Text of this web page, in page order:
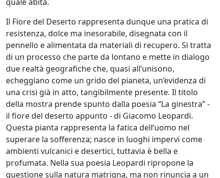
Carlo
Stragapede
Andrea
Tacconi
Paolo
Tagliaferro
Sergio
Tirelli
Il Fiore del Deserto rappresenta dunque una pratica di
resistenza, dolce ma inesorabile, disegnata con il
pennello e alimentata da materiali di recupero. Si tratta
di un processo che parte da lontano e mette in dialogo
due realtà geografiche che, quasi all’unisono,
echeggiano come un grido del pianeta, un’evidenza di
una crisi già in atto, tangibilmente presente. Il titolo
della mostra prende spunto dalla poesia “La ginestra” -
il fiore del deserto appunto - di Giacomo Leopardi.
Questa pianta rappresenta la fatica dell’uomo nel
superare la sofferenza; nasce in luoghi impervi come
ambienti vulcanici e desertici, tuttavia è bella e
profumata. Nella sua poesia Leopardi ripropone la
questione sulla natura matrigna, ma non rinuncia a un